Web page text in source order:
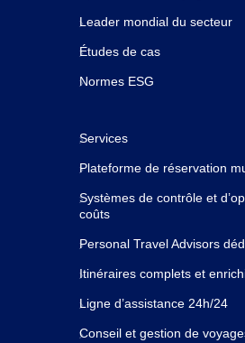
Leader mondial du secteur
Études de cas
Normes ESG
Services
Plateforme de réservation
Systèmes de contrôle et
coûts
Personal Travel Advisors
Itinéraires complets et
Ligne d’assistance 24h/24
Conseil et gestion de